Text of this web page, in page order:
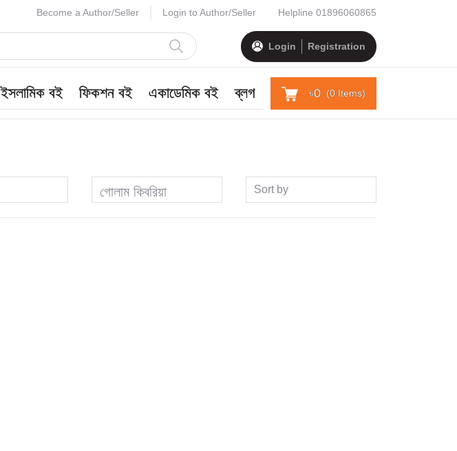
Become a Author/Seller Login to Author/Seller Helpline 01896060865
Login Registration
ইসলামিক বই ফিকশন বই একাডেমিক বই ব্লগ ৳0 (0 Items)
গোলাম কিবরিয়া Sort by